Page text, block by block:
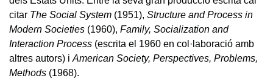
citar The Social System (1951), Structure and Process in
Modern Societies (1960), Family, Socialization and
Interaction Process (escrita el 1960 en col·laboració amb
altres autors) i American Society, Perspectives, Problems,
Methods (1968).